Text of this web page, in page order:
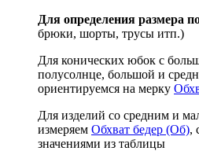
Для определения размера
брюки, шорты, трусы итп.)
Для конических юбок с
полусолнце, большой и
ориентируемся на мерку
Для изделий со средним и
измеряем Обхват бедер (Об),
значениями из таблицы